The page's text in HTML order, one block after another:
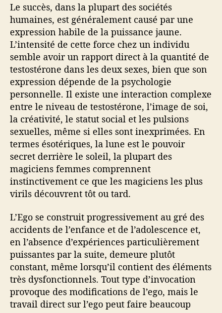
Le succès, dans la plupart des sociétés
humaines, est généralement causé par une
expression habile de la puissance jaune.
L’intensité de cette force chez un individu
semble avoir un rapport direct à la quantité de
testostérone dans les deux sexes, bien que son
expression dépende de la psychologie
personnelle. Il existe une interaction complexe
entre le niveau de testostérone, l’image de soi,
la créativité, le statut social et les pulsions
sexuelles, même si elles sont inexprimées. En
termes ésotériques, la lune est le pouvoir
secret derrière le soleil, la plupart des
magiciens femmes comprennent
instinctivement ce que les magiciens les plus
virils découvrent tôt ou tard.
L’Ego se construit progressivement au gré des
accidents de l’enfance et de l’adolescence et,
en l’absence d’expériences particulièrement
puissantes par la suite, demeure plutôt
constant, même lorsqu’il contient des éléments
très dysfonctionnels. Tout type d’invocation
provoque des modifications de l’ego, mais le
travail direct sur l’ego peut faire beaucoup